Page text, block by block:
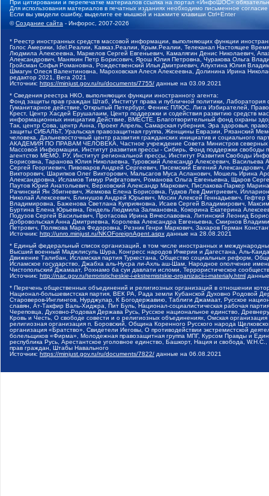
При цитировании и перепечатке материалов ссылка на портал «ИнфоШОС»
Для использования материалов в печатных изданиях необходимо письменное
Если вы увидели ошибку, выделите ее мышкой и нажмите клавиши Ctrl+Enter
©Создание сайта - Инфорос, 2007-2026
* Реестр иностранных средств массовой информации, выполняющих функции
Голос Америки, Idel.Реалии, Кавказ.Реалии, Крым.Реалии, Телеканал Настоящее
Людмила Алексеевна, Маркелов Сергей Евгеньевич, Камалягин Денис Николаевич,
Александрович, Маняхин Петр Борисович, Ярош Юлия Петровна, Чуракова Ольга
Гройсман Софья Романовна, Рождественский Илья Дмитриевич, Апухтина Юлия
Шмагун Олеся Валентиновна, Мароховская Алеся Алексеевна, Долинина Ирина
редактор 2021, Вега 2021
Источник: https://minjust.gov.ru/ru/documents/7755/ данные на 03.09.2021
* Сведения реестра НКО, выполняющих функции иностранного агента:
Фонд защиты прав граждан Штаб, Институт права и публичной политики,
Гуманитарное действие, Открытый Петербург, Феникс ПЛЮС, Лига Избирателей,
Крест, Центр Хасдей Ерушалаим, Центр поддержки и содействия развитию средств
информационных инициатив Действие, ВМЕСТЕ, Благотворительный фонд охраны
Так, центр Сова, центр Анна, Проект Апрель, Самарская губерния, Эра здоровья,
защиты СИБАЛЬТ, Уральская правозащитная группа, Женщины Евразии, Рязанский
человека, Дальневосточный центр развития гражданских инициатив и социального
АКАДЕМИЯ ПО ПРАВАМ ЧЕЛОВЕКА, Частное учреждение Совета Министров северных
Массовой Информации, Институт развития прессы - Сибирь, Фонд поддержки
агентство МЕМО. РУ, Институт региональной прессы, Институт Развития Свободы
Борисовна, Таранова Юлия Николаевна, Туровский Александр Алексеевич,
Сергей Георгиевич, Пивоваров Андрей Сергеевич, Писемский Евгений
Викторович, Шарипков Олег Викторович, Мальсагов Муса Асланович, Мошель Ирина
Александровна, Исламов Тимур Рифгатович, Романова Ольга Евгеньевна, Щаров
Паутов Юрий Анатольевич, Верховский Александр Маркович, Пислакова-Паркер
Рачинский Ян Збигневич, Жемкова Елена Борисовна, Гудков Лев Дмитриевич,
Николай Алексеевич, Блинушов Андрей Юрьевич, Мосин Алексей Геннадьевич,
Владимировна, Баженова Светлана Куприяновна, Исаев Сергей Владимирович,
Буртина Елена Юрьевна, Гендель Людмила Залмановна, Кокорина Екатерина
Подузов Сергей Васильевич, Протасова Ирина Вячеславовна, Литинский Леонид
Добровольская Анна Дмитриевна, Королева Александра Евгеньевна, Смирнов
Петрович, Полякова Мара Федоровна, Резник Генри Маркович, Захаров Герман
Источник: http://unro.minjust.ru/NKOForeignAgent.aspx данные на 28.08.2021
* Единый федеральный список организаций, в том числе иностранных и
Высший военный Маджлисуль Шура, Конгресс народов Ичкерии и Дагестана, Аль-
Движение Талибан, Исламская партия Туркестана, Общество социальных реформ,
Исламское государство, Джабха аль-Нусра ли-Ахль аш-Шам, Народное ополчение
Чистопольский Джамаат, Рохнамо ба суи давлати исломи, Террористическое
Источник: http://nac.gov.ru/terroristicheskie-i-ekstremistskie-organizacii-i-materialy.html
* Перечень общественных объединений и религиозных организаций в отношении
Национал-большевистская партия, ВЕК РА, Рада земли Кубанской Духовно Родовой
Староверов-Инглингов, Нурджулар, К Богодержавию, Таблиги Джамаат, Русское
славян, Ат-Такфир Валь-Хиджра, Пит Буль, Национал-социалистическая рабочая
Череповца, Духовно-Родовая Держава Русь, Русское национальное единство,
Кровь и Честь, О свободе совести и о религиозных объединениях, Омская
религиозная организация п. Боровский, Община Коренного Русского народа
организация «Братство», Свидетели Иеговы, О противодействии экстремистской
болельщиков «Фирма», Молодежная правозащитная группа МПГ, Курсом Правды и
республика Русь, Арестантское уголовное единство, Башкорт, Нация и свобода,
прав граждан, Штабы Навального
Источник: https://minjust.gov.ru/ru/documents/7822/ данные на 06.08.2021